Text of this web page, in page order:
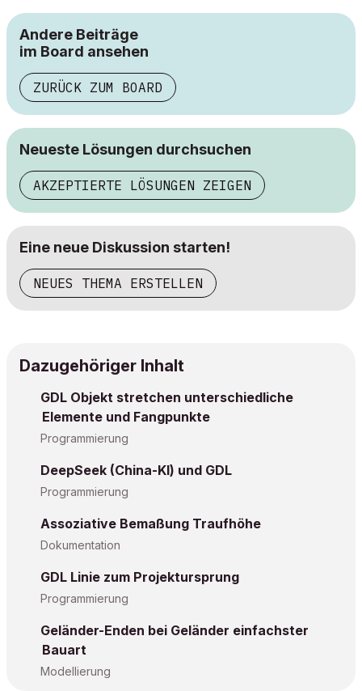
Andere Beiträge
im Board ansehen
ZURÜCK ZUM BOARD
Neueste Lösungen durchsuchen
AKZEPTIERTE LÖSUNGEN ZEIGEN
Eine neue Diskussion starten!
NEUES THEMA ERSTELLEN
Dazugehöriger Inhalt
GDL Objekt stretchen unterschiedliche
Elemente und Fangpunkte
Programmierung
DeepSeek (China-KI) und GDL
Programmierung
Assoziative Bemaßung Traufhöhe
Dokumentation
GDL Linie zum Projektursprung
Programmierung
Geländer-Enden bei Geländer einfachster
Bauart
Modellierung